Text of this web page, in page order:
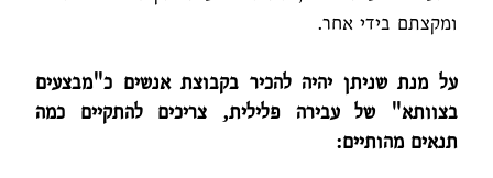
ומקצתם בידי אחר.
על מנת שניתן יהיה להכיר בקבוצת אנשים כ"מבצעים
בצוותא" של עבירה פלילית, צריכים להתקיים כמה
תנאים מהותיים: